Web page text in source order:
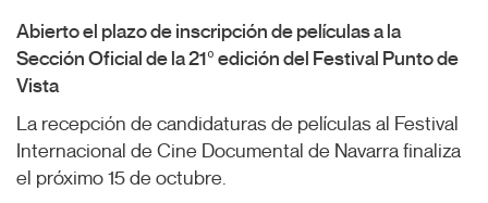
Abierto el plazo de inscripción de películas a la
Sección Oficial de la 21º edición del Festival Punto de
Vista
La recepción de candidaturas de películas al Festival
Internacional de Cine Documental de Navarra finaliza
el próximo 15 de octubre.